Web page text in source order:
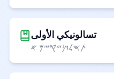
تسالونيكي الأولى
𐤕𐤎𐤋𐤅𐤍𐤉𐤒𐤉𐤌 𐤀